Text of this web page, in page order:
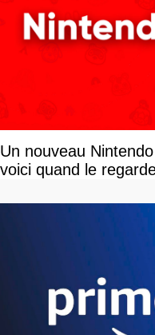
Un nouveau
voici quand le